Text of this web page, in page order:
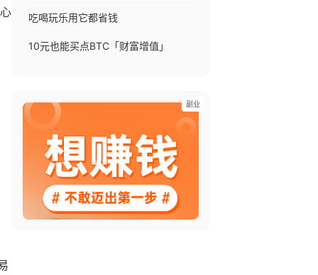
吃喝玩乐用它都省钱
10元也能买点BTC「财富增值」
副业